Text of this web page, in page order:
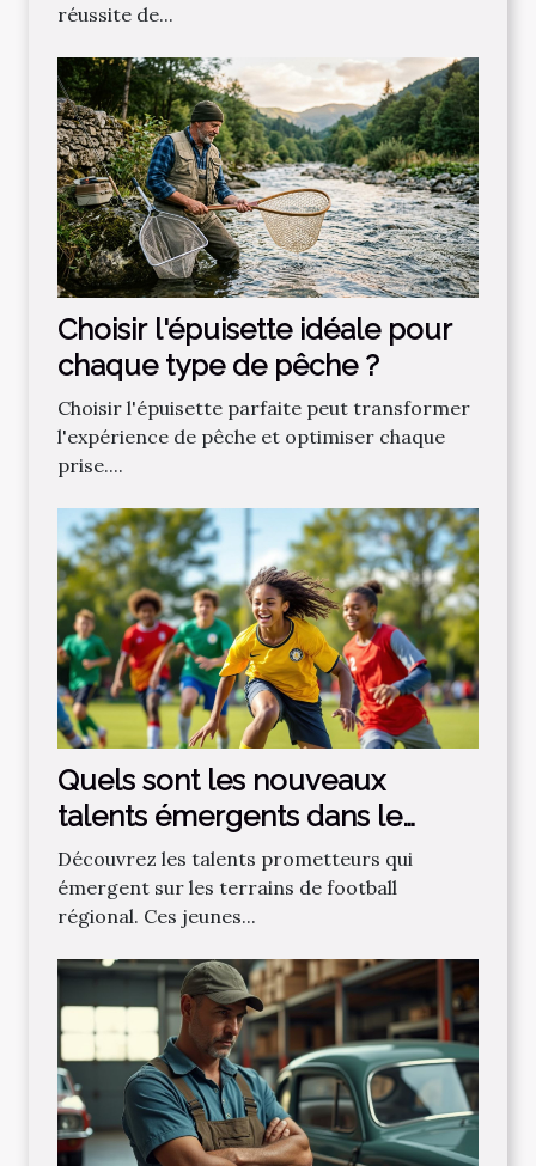
réussite de...
Choisir l'épuisette idéale pour
chaque type de pêche ?
Choisir l'épuisette parfaite peut transformer
l'expérience de pêche et optimiser chaque
prise....
Quels sont les nouveaux
talents émergents dans le
football régional ?
Découvrez les talents prometteurs qui
émergent sur les terrains de football
régional. Ces jeunes...